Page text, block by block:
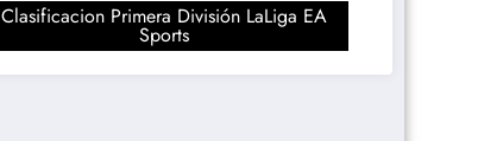
Clasificacion Primera División LaLiga EA
Sports